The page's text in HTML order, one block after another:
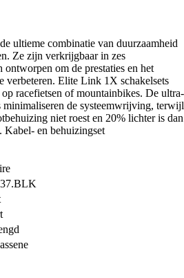
ultieme combinatie van duurzaamheid
Ze zijn verkrijgbaar in zes
om de prestaties en het
verbeteren. Elite Link 1X schakelsets
racefietsen of mountainbikes. De ultra-
minimaliseren de systeemwrijving, terwijl
niet roest en 20% lichter is dan
Kabel- en behuizingset